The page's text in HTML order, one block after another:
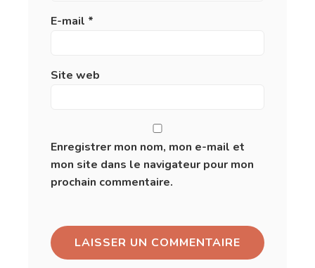
E-mail *
Site web
Enregistrer mon nom, mon e-mail et
mon site dans le navigateur pour mon
prochain commentaire.